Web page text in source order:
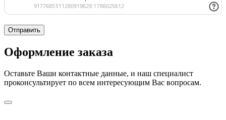
Отправить
Оформление заказа
Оставьте Ваши контактные данные, и наш специалист
проконсультирует по всем интересующим Вас вопросам.